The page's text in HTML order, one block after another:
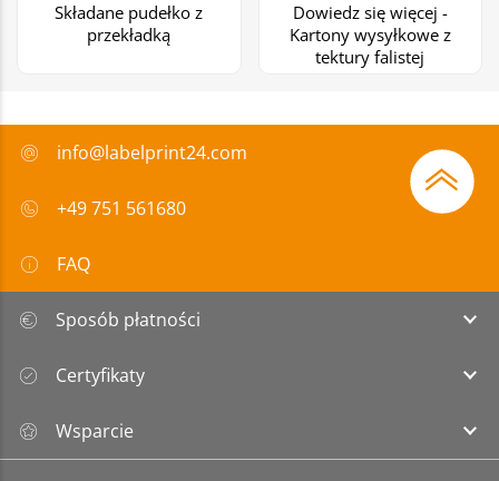
Składane pudełko z
przekładką
Dowiedz się więcej -
Kartony wysyłkowe z
tektury falistej
info@labelprint24.com
+49 751 561680
FAQ
Sposób płatności
Certyfikaty
Wsparcie